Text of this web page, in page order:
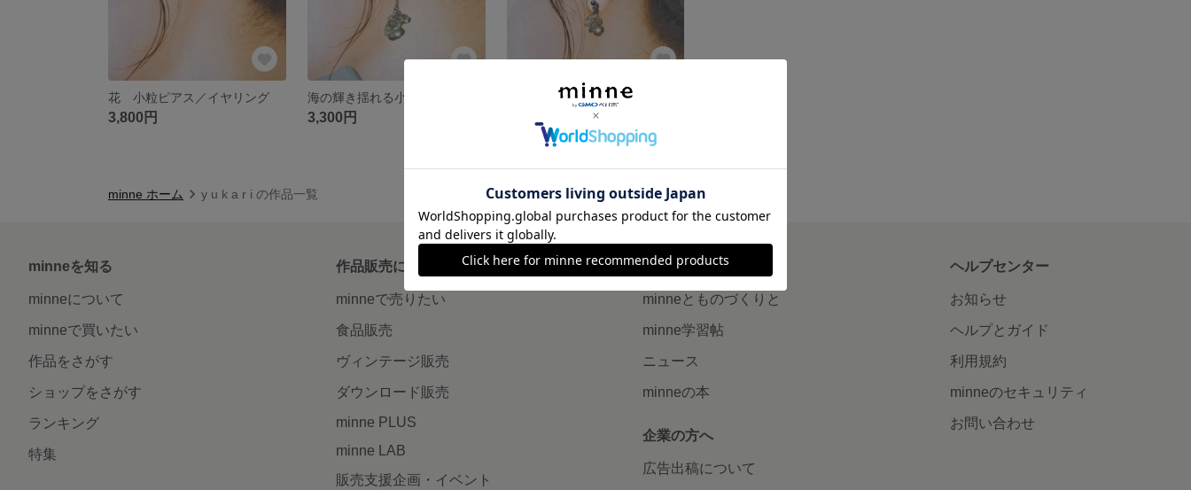
花 小粒ピアス／イヤリング
3,800円 3,300円
minne ホーム y u k a r i の作品一覧
minneを知る
minneについて
minneで買いたい
作品をさがす
ショップをさがす
ランキング
特集
作品販売について
minneで売りたい
食品販売
ヴィンテージ販売
ダウンロード販売
minne PLUS
minne LAB
販売支援企画・イベント
読みもの
minneとものづくりと
minne学習帖
ニュース
minneの本
企業の方へ
広告出稿について
ヘルプセンター
お知らせ
ヘルプとガイド
利用規約
minneのセキュリティ
お問い合わせ